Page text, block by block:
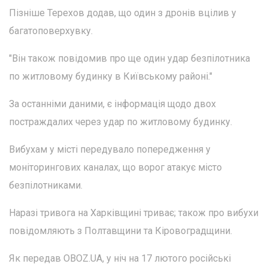
Пізніше Терехов додав, що один з дронів вцілив у
багатоповерхувку.
"Він також повідомив про ще один удар безпілотника
по житловому будинку в Київському районі."
За останніми даними, є інформація щодо двох
постраждалих через удар по житловому будинку.
Вибухам у місті передувало попередження у
моніторингових каналах, що ворог атакує місто
безпілотниками.
Наразі тривога на Харківщині триває; також про вибухи
повідомляють з Полтавщини та Кіровоградщини.
Як передав OBOZ.UA, у ніч на 17 лютого російські